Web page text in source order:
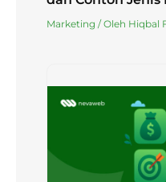
Marketing / Oleh Hiqbal